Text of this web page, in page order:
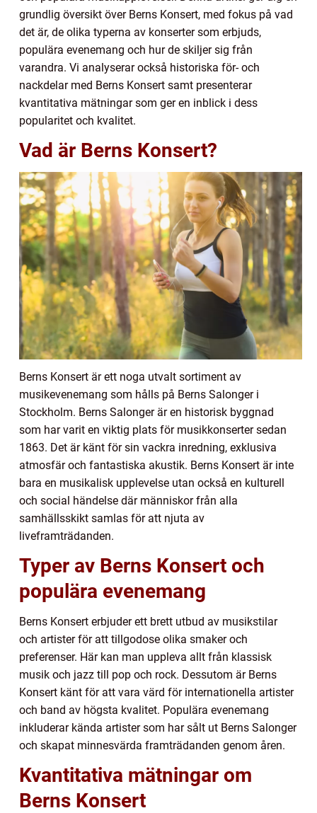
grundlig översikt över Berns Konsert, med fokus på vad
det är, de olika typerna av konserter som erbjuds,
populära evenemang och hur de skiljer sig från
varandra. Vi analyserar också historiska för- och
nackdelar med Berns Konsert samt presenterar
kvantitativa mätningar som ger en inblick i dess
popularitet och kvalitet.
Vad är Berns Konsert?
Berns Konsert är ett noga utvalt sortiment av
musikevenemang som hålls på Berns Salonger i
Stockholm. Berns Salonger är en historisk byggnad
som har varit en viktig plats för musikkonserter sedan
1863. Det är känt för sin vackra inredning, exklusiva
atmosfär och fantastiska akustik. Berns Konsert är inte
bara en musikalisk upplevelse utan också en kulturell
och social händelse där människor från alla
samhällsskikt samlas för att njuta av
liveframträdanden.
Typer av Berns Konsert och
populära evenemang
Berns Konsert erbjuder ett brett utbud av musikstilar
och artister för att tillgodose olika smaker och
preferenser. Här kan man uppleva allt från klassisk
musik och jazz till pop och rock. Dessutom är Berns
Konsert känt för att vara värd för internationella artister
och band av högsta kvalitet. Populära evenemang
inkluderar kända artister som har sålt ut Berns Salonger
och skapat minnesvärda framträdanden genom åren.
Kvantitativa mätningar om
Berns Konsert